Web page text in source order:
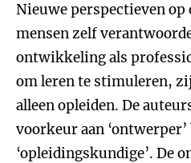
Nieuwe perspectieven op
mensen zelf
ontwikkeling als
om leren te stimuleren,
alleen opleiden. De
voorkeur aan ‘ontwerper’
‘opleidingskundige’. De